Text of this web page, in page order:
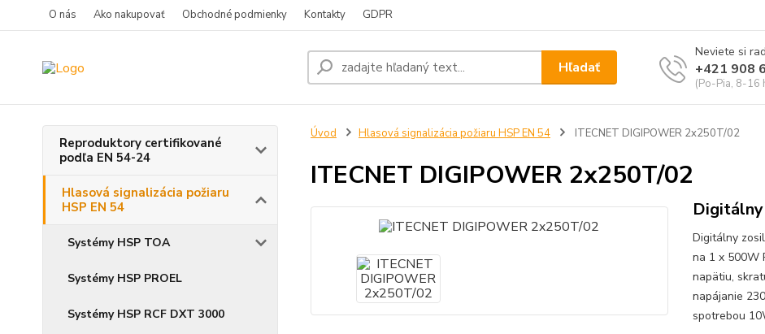
O nás Ako nakupovať Obchodné podmienky Kontakty GDPR
Hľadať
Neviete si
+421 908
(Po-Pia, 8-16
Reproduktory certifikované
podľa EN 54-24
Hlasová signalizácia požiaru
HSP EN 54
Systémy HSP TOA
Systémy HSP PROEL
Systémy HSP RCF DXT 3000
Úvod Hlasová signalizácia požiaru HSP EN 54 ITECNET DIGIPOWER 2x250T/02
ITECNET DIGIPOWER 2x250T/02
Digitálny
na 1 x 500W
napätiu,
napájanie
spotrebou